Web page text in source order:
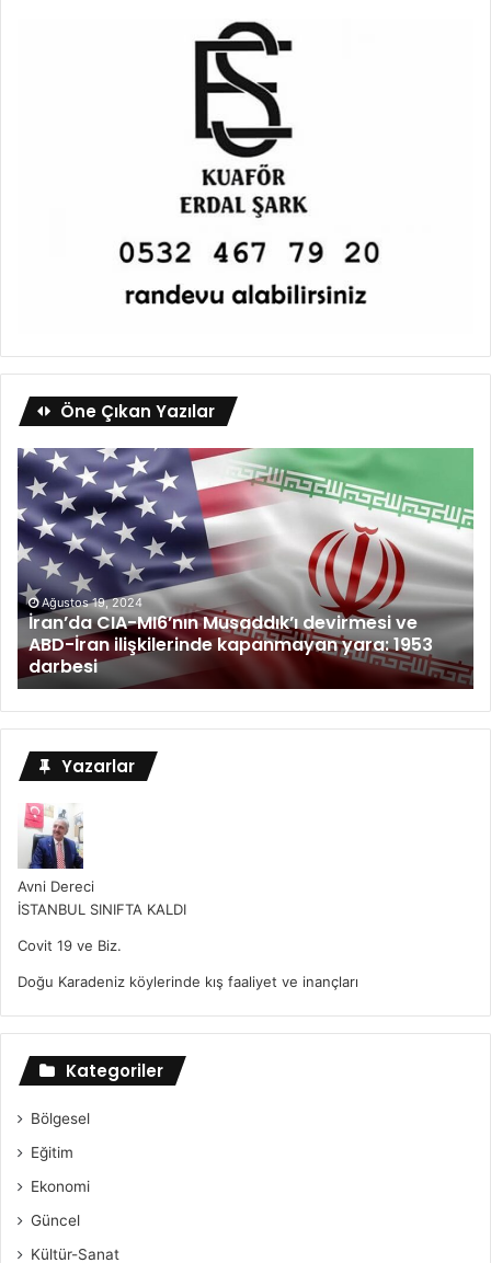
Öne Çıkan Yazılar
Ağustos 19, 2024
İran’da CIA-MI6’nın Musaddık’ı devirmesi ve
ABD-İran ilişkilerinde kapanmayan yara: 1953
darbesi
Yazarlar
Avni Dereci
İSTANBUL SINIFTA KALDI
Covit 19 ve Biz.
Doğu Karadeniz köylerinde kış faaliyet ve inançları
Kategoriler
Bölgesel
Eğitim
Ekonomi
Güncel
Kültür-Sanat